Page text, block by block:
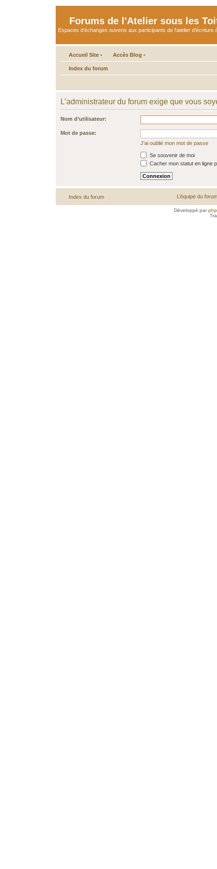
Forums de l'Atelier sous les
Espaces d'échanges ouverts aux participants de l'atelier d'écriture
Accueil Site • Accès Blog •
Index du forum
L’administrateur du forum exige que vous
Nom d’utilisateur:
Mot de passe:
J’ai oublié mon mot de passe
Se souvenir de moi
Cacher mon statut en ligne
Index du forum L’équipe du
Développé par